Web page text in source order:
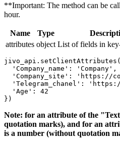
**Important: The method can be
hour.
Name Type
attributes object List of fields in
  'Company_name': 'Company',
'Company_site': 'https://
'Telegram_chanel':
  'Age': 42
Note: for an attribute of the
quotation marks), and for an
is a number (without quotation